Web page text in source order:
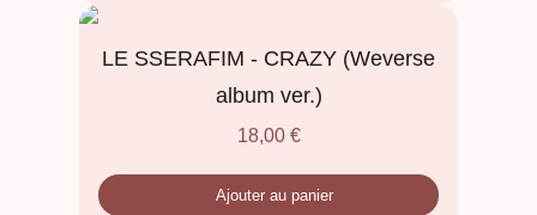
LE SSERAFIM - CRAZY (Weverse
album ver.)
18,00 €
Ajouter au panier